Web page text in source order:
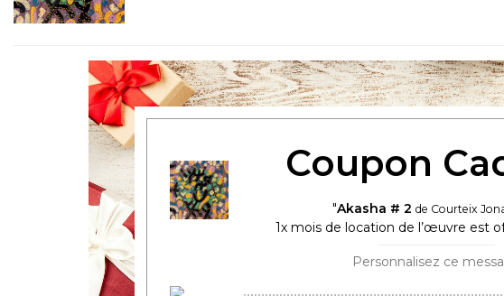
Coupon
Akasha # 2 de Courteix
1x mois de location de l’œuvre est